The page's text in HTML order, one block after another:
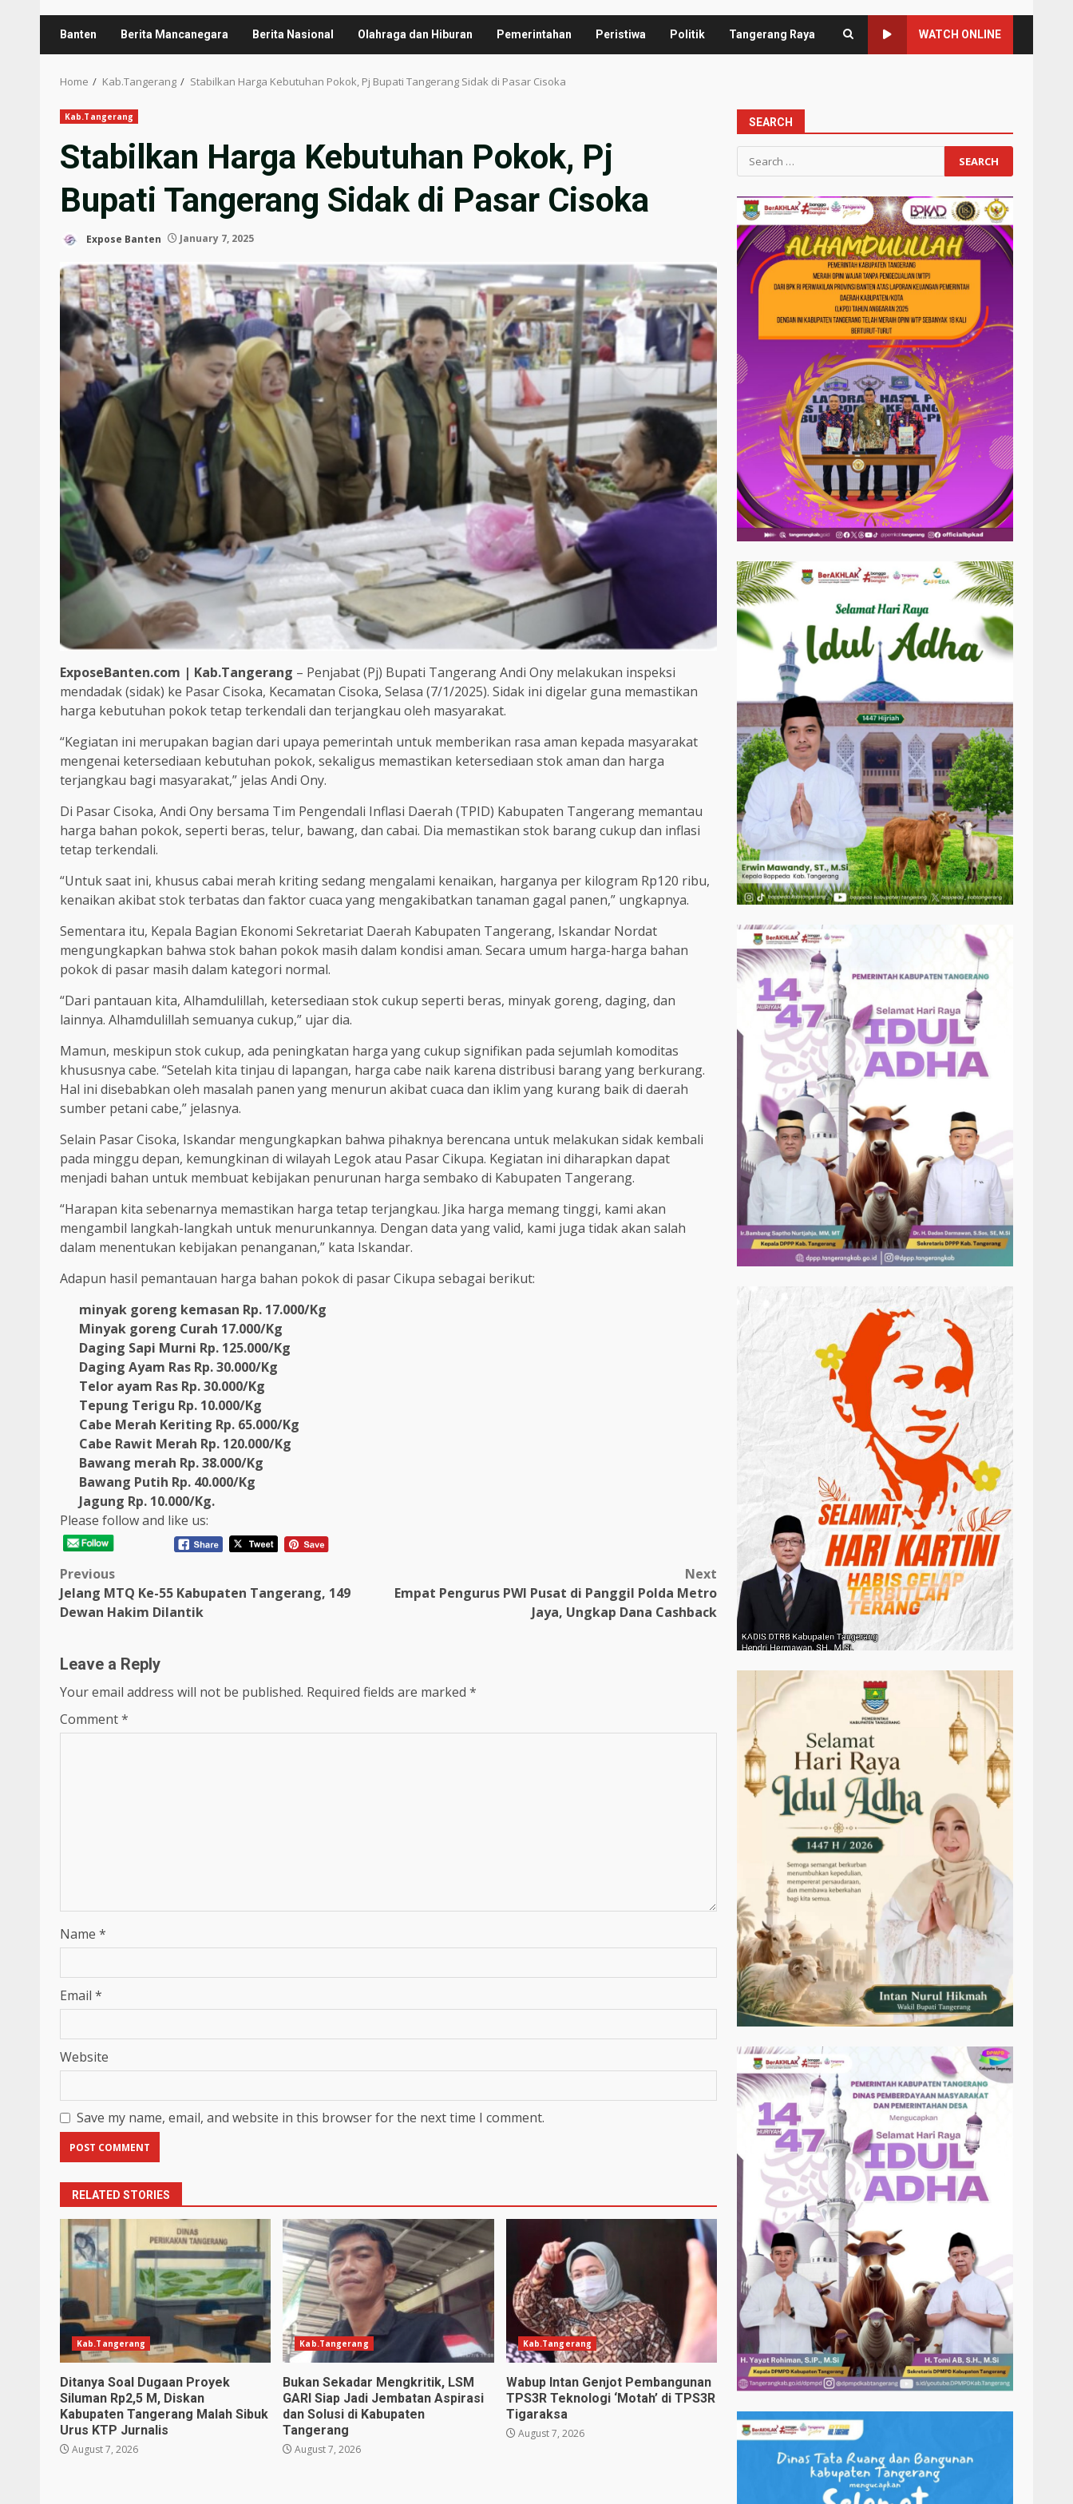
Banten Berita Mancanegara Berita Nasional Olahraga dan Hiburan Pemerintahan Peristiwa Politik Tangerang Raya WATCH ONLINE
Home Kab.Tangerang Stabilkan Harga Kebutuhan Pokok, Pj Bupati Tangerang Sidak di Pasar Cisoka
Kab.Tangerang
Stabilkan Harga Kebutuhan Pokok, Pj
Bupati Tangerang Sidak di Pasar Cisoka
Expose Banten January 7, 2025
ExposeBanten.com | Kab.Tangerang – Penjabat (Pj) Bupati Tangerang Andi Ony melakukan inspeksi
mendadak (sidak) ke Pasar Cisoka, Kecamatan Cisoka, Selasa (7/1/2025). Sidak ini digelar guna memastikan
harga kebutuhan pokok tetap terkendali dan terjangkau oleh masyarakat.
“Kegiatan ini merupakan bagian dari upaya pemerintah untuk memberikan rasa aman kepada masyarakat
mengenai ketersediaan kebutuhan pokok, sekaligus memastikan ketersediaan stok aman dan harga
terjangkau bagi masyarakat,” jelas Andi Ony.
Di Pasar Cisoka, Andi Ony bersama Tim Pengendali Inflasi Daerah (TPID) Kabupaten Tangerang memantau
harga bahan pokok, seperti beras, telur, bawang, dan cabai. Dia memastikan stok barang cukup dan inflasi
tetap terkendali.
“Untuk saat ini, khusus cabai merah kriting sedang mengalami kenaikan, harganya per kilogram Rp120 ribu,
kenaikan akibat stok terbatas dan faktor cuaca yang mengakibatkan tanaman gagal panen,” ungkapnya.
Sementara itu, Kepala Bagian Ekonomi Sekretariat Daerah Kabupaten Tangerang, Iskandar Nordat
mengungkapkan bahwa stok bahan pokok masih dalam kondisi aman. Secara umum harga-harga bahan
pokok di pasar masih dalam kategori normal.
“Dari pantauan kita, Alhamdulillah, ketersediaan stok cukup seperti beras, minyak goreng, daging, dan
lainnya. Alhamdulillah semuanya cukup,” ujar dia.
Mamun, meskipun stok cukup, ada peningkatan harga yang cukup signifikan pada sejumlah komoditas
khususnya cabe. “Setelah kita tinjau di lapangan, harga cabe naik karena distribusi barang yang berkurang.
Hal ini disebabkan oleh masalah panen yang menurun akibat cuaca dan iklim yang kurang baik di daerah
sumber petani cabe,” jelasnya.
Selain Pasar Cisoka, Iskandar mengungkapkan bahwa pihaknya berencana untuk melakukan sidak kembali
pada minggu depan, kemungkinan di wilayah Legok atau Pasar Cikupa. Kegiatan ini diharapkan dapat
menjadi bahan untuk membuat kebijakan penurunan harga sembako di Kabupaten Tangerang.
“Harapan kita sebenarnya memastikan harga tetap terjangkau. Jika harga memang tinggi, kami akan
mengambil langkah-langkah untuk menurunkannya. Dengan data yang valid, kami juga tidak akan salah
dalam menentukan kebijakan penanganan,” kata Iskandar.
Adapun hasil pemantauan harga bahan pokok di pasar Cikupa sebagai berikut:
minyak goreng kemasan Rp. 17.000/Kg
Minyak goreng Curah 17.000/Kg
Daging Sapi Murni Rp. 125.000/Kg
Daging Ayam Ras Rp. 30.000/Kg
Telor ayam Ras Rp. 30.000/Kg
Tepung Terigu Rp. 10.000/Kg
Cabe Merah Keriting Rp. 65.000/Kg
Cabe Rawit Merah Rp. 120.000/Kg
Bawang merah Rp. 38.000/Kg
Bawang Putih Rp. 40.000/Kg
Jagung Rp. 10.000/Kg.
Please follow and like us:
Post
navigation
Previous
Jelang MTQ Ke-55 Kabupaten Tangerang, 149
Dewan Hakim Dilantik
Next
Empat Pengurus PWI Pusat di Panggil Polda Metro
Jaya, Ungkap Dana Cashback
Leave a Reply
Your email address will not be published. Required fields are marked *
Comment*
Name *
Email *
Website
Save my name, email, and website in this browser for the next time I comment.
RELATED STORIES
Kab.Tangerang
Ditanya Soal Dugaan Proyek
Siluman Rp2,5 M, Diskan
Kabupaten Tangerang Malah Sibuk
Urus KTP Jurnalis
August 7, 2026
Kab.Tangerang
Bukan Sekadar Mengkritik, LSM
GARI Siap Jadi Jembatan Aspirasi
dan Solusi di Kabupaten
Tangerang
August 7, 2026
Kab.Tangerang
Wabup Intan Genjot Pembangunan
TPS3R Teknologi ‘Motah’ di TPS3R
Tigaraksa
August 7, 2026
SEARCH
Search
for: